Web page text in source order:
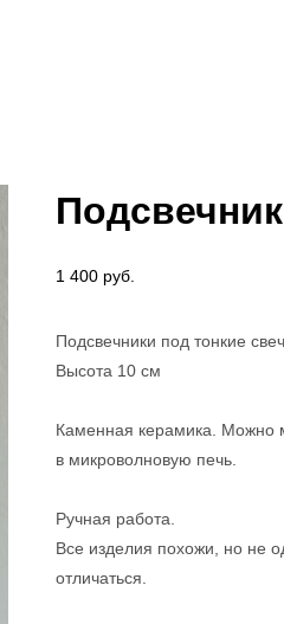
1 400 pуб.
Подсвечники под тонкие
Высота 10 см
Каменная керамика. Можно
в микроволновую печь.
Ручная работа.
Все изделия похожи, но не
отличаться.